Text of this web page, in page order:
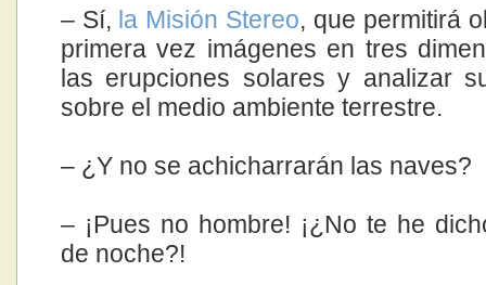
– Sí, la Misión Stereo, que permitirá
primera vez imágenes en tres
las erupciones solares y analizar
sobre el medio ambiente terrestre.
– ¿Y no se achicharrarán las naves?
– ¡Pues no hombre! ¡¿No te he
de noche?!